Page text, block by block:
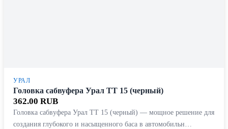
УРАЛ
Головка сабвуфера Урал ТТ 15 (черный)
362.00 RUB
Головка сабвуфера Урал ТТ 15 (черный) — мощное решение для
создания глубокого и насыщенного баса в автомобильн…